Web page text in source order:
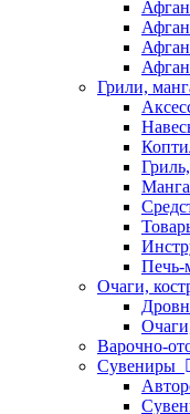
Грили,
Печь-
Очаги,
Варочно-
Сувениры